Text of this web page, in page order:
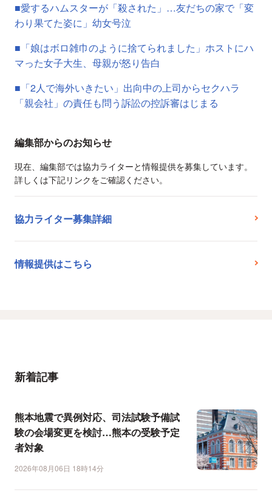
■愛するハムスターが「殺された」…友だちの家で「変
わり果てた姿に」幼女号泣
■「娘はボロ雑巾のように捨てられました」ホストにハ
マった女子大生、母親が怒り告白
■「2人で海外いきたい」出向中の上司からセクハラ
「親会社」の責任も問う訴訟の控訴審はじまる
編集部からのお知らせ
現在、編集部では協力ライターと情報提供を募集しています。
詳しくは下記リンクをご確認ください。
協力ライター募集詳細
情報提供はこちら
新着記事
熊本地震で異例対応、司法試験予備試
験の会場変更を検討…熊本の受験予定
者対象
2026年08月06日 18時14分